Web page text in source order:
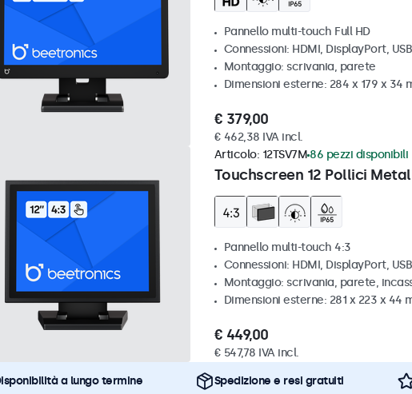
Pannello multi-touch Full HD
Connessioni: HDMI, DisplayPort,
Montaggio: scrivania, parete
Dimensioni esterne: 284 x 179 x 34
€ 379,00
€ 462,38 IVA incl.
Touchscreen 12 Pollici
Articolo: 12TSV7M 86 pezzi disponibili
Pannello multi-touch 4:3
Connessioni: HDMI, DisplayPort,
Montaggio: scrivania, parete,
Dimensioni esterne: 281 x 223 x 44
€ 449,00
€ 547,78 IVA incl.
a lungo termine Spedizione e resi gratuiti